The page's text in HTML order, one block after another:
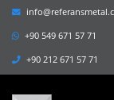
+90 549 671 57 71
+90 212 671 57 71